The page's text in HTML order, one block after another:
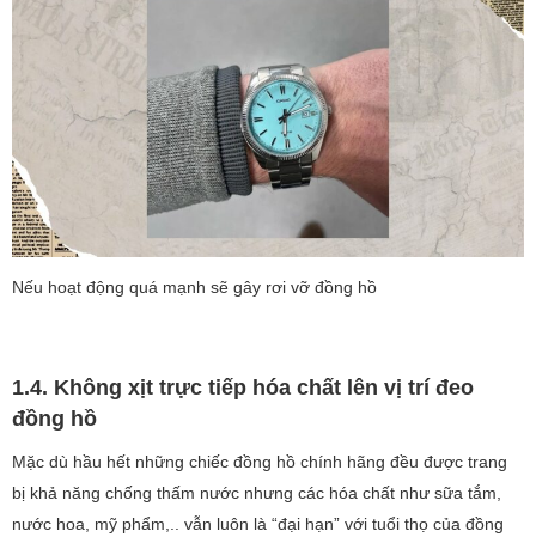
Nếu hoạt động quá mạnh sẽ gây rơi vỡ đồng hồ
1.4. Không xịt trực tiếp hóa chất lên vị trí đeo
đồng hồ
Mặc dù hầu hết những chiếc đồng hồ chính hãng đều được trang
bị khả năng chống thấm nước nhưng các hóa chất như sữa tắm,
nước hoa, mỹ phẩm,.. vẫn luôn là “đại hạn” với tuổi thọ của đồng